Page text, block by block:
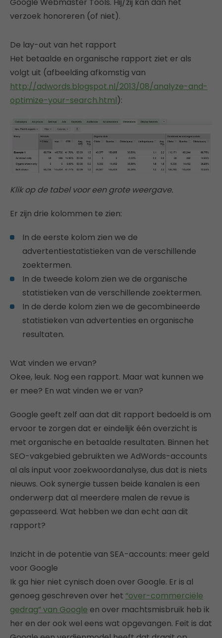
verzoek honoreren (of niet).
De lay-out van het rapport
Het betaalde en organische rapport ziet er als
volgt uit (afbeelding afkomstig van
http://adwords.blogspot.nl/2013/08/analyze-and-
optimize-your-search.html):
Klik op de tabel voor een grote weergave.
Er zijn drie kolommen te zien:
In de eerste kolom zien we de
advertentiestatistieken van de verschillende
zoektermen.
In de tweede kolom zien we de organische
statistieken van de verschillende zoektermen.
In de derde kolom zien we de gecombineerde
statistieken van advertenties en organische
resultaten.
Wat vinden we ervan?
Okee, leuk. Nog een rapport. Maar wat kunnen we
er mee? En wat vinden we er van?
Google geeft zelf aan dat dit rapport bedoeld is om
ervoor te zorgen dat er eindelijk één overzicht is
met organische en betaalde resultaten. Binnen het
SEO-vakgebied gebruikten we AdWords-accounts
al als input voor zoekwoordanalyse, dus dat is niets
nieuws. Ook synergie tussen beide kanalen is een
onderwerp dat al meerdere malen de revue is
gepasseerd. Wat hebben we dan echt aan dit
rapport?
Inzicht in de potentie van SEA-accounts: meer geld
voor Google
Ik ga hier niet cynisch doen over Google. Er is al
genoeg geschreven over het “over-commerciële
gedrag” van Google en over machtsmisbruik heb ik
her en der ook wel eens wat opgevangen. Feit is dat